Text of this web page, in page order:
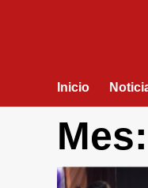
Inicio
Mes: